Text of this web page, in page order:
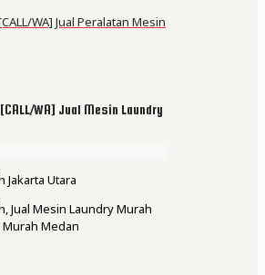
WA] Jual Peralatan Mesin
WA] Jual Mesin Laundry
Jakarta Utara
Jual Mesin Laundry Murah
Murah Medan